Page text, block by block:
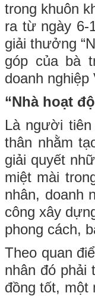
trong khuôn
ra từ ngày 6-
giải thưởng
góp của bà
doanh nghiệp
“Nhà hoạt
Là người
thân nhằm
giải quyết
miệt mài
nhân, doanh
công xây
phong cách,
Theo quan
nhân đó phải
đồng tốt, một